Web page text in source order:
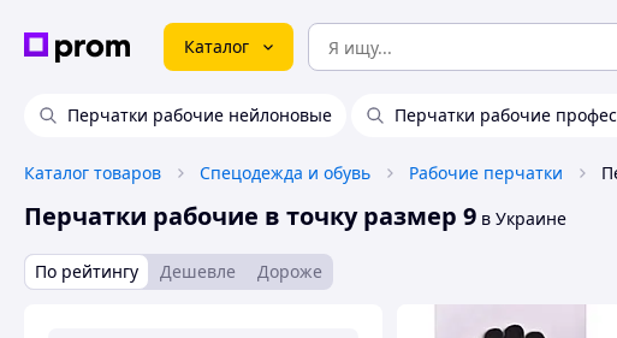
Каталог
Перчатки рабочие нейлоновые Перчатки рабочие
Каталог товаров Спецодежда и обувь Рабочие перчатки
Перчатки рабочие в точку размер 9 в Украине
По рейтингу Дешевле Дороже